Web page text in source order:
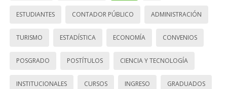
ESTUDIANTES CONTADOR PÚBLICO ADMINISTRACIÓN
TURISMO ESTADÍSTICA ECONOMÍA CONVENIOS
POSGRADO POSTÍTULOS CIENCIA Y TECNOLOGÍA
INSTITUCIONALES CURSOS INGRESO GRADUADOS